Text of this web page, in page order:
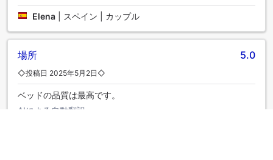
Elena スペイン | カップル
場所 5.0
◇投稿日 2025年5月2日◇
ベッドの品質は最高です。
AIによる自動翻訳